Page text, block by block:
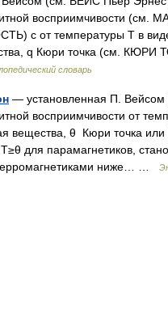
восприимчивости (см.
c от температуры Т в
q Кюри точка (см. КЮРИ
словарь
— установленная П. Вейсом
восприимчивости от
вещества, θ Кюри точка или
для парамагнетиков,
ниже… …